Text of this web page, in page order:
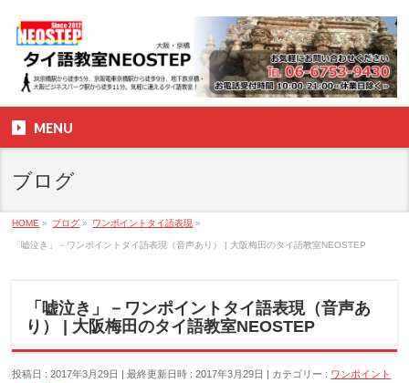
MENU
ブログ
HOME » ブログ » ワンポイントタイ語表現 »
「嘘泣き」－ワンポイントタイ語表現（音声あり） | 大阪梅田のタイ語教室NEOSTEP
「嘘泣き」－ワンポイントタイ語表現（音声あ
り） | 大阪梅田のタイ語教室NEOSTEP
投稿日 : 2017年3月29日 最終更新日時 : 2017年3月29日 カテゴリー : ワンポイント